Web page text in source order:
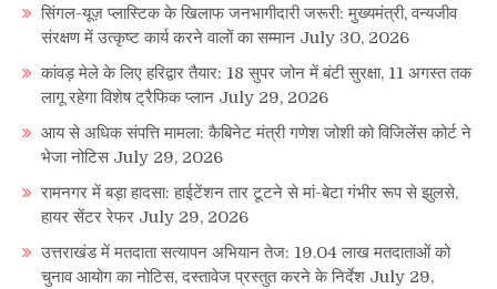
सिंगल-यूज़ प्लास्टिक के खिलाफ जनभागीदारी जरूरी: मुख्यमंत्री, वन्यजीव
संरक्षण में उत्कृष्ट कार्य करने वालों का सम्मान July 30, 2026
कांवड़ मेले के लिए हरिद्वार तैयार: 18 सुपर जोन में बंटी सुरक्षा, 11 अगस्त तक
लागू रहेगा विशेष ट्रैफिक प्लान July 29, 2026
आय से अधिक संपत्ति मामला: कैबिनेट मंत्री गणेश जोशी को विजिलेंस कोर्ट ने
भेजा नोटिस July 29, 2026
रामनगर में बड़ा हादसा: हाईटेंशन तार टूटने से मां-बेटा गंभीर रूप से झुलसे,
हायर सेंटर रेफर July 29, 2026
उत्तराखंड में मतदाता सत्यापन अभियान तेज: 19.04 लाख मतदाताओं को
चुनाव आयोग का नोटिस, दस्तावेज प्रस्तुत करने के निर्देश July 29,